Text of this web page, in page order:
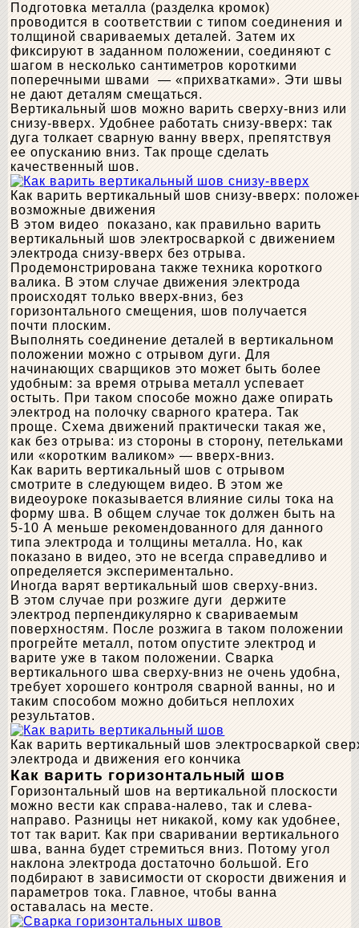
Подготовка металла (разделка кромок)
проводится в соответствии с типом соединения и
толщиной свариваемых деталей. Затем их
фиксируют в заданном положении, соединяют с
шагом в несколько сантиметров короткими
поперечными швами — «прихватками». Эти швы
не дают деталям смещаться.
Вертикальный шов можно варить сверху-вниз или
снизу-вверх. Удобнее работать снизу-вверх: так
дуга толкает сварную ванну вверх, препятствуя
ее опусканию вниз. Так проще сделать
качественный шов.
Как варить вертикальный шов снизу-вверх:
возможные движения
В этом видео показано, как правильно варить
вертикальный шов электросваркой с движением
электрода снизу-вверх без отрыва.
Продемонстрирована также техника короткого
валика. В этом случае движения электрода
происходят только вверх-вниз, без
горизонтального смещения, шов получается
почти плоским.
Выполнять соединение деталей в вертикальном
положении можно с отрывом дуги. Для
начинающих сварщиков это может быть более
удобным: за время отрыва металл успевает
остыть. При таком способе можно даже опирать
электрод на полочку сварного кратера. Так
проще. Схема движений практически такая же,
как без отрыва: из стороны в сторону, петельками
или «коротким валиком» — вверх-вниз.
Как варить вертикальный шов с отрывом
смотрите в следующем видео. В этом же
видеоуроке показывается влияние силы тока на
форму шва. В общем случае ток должен быть на
5-10 А меньше рекомендованного для данного
типа электрода и толщины металла. Но, как
показано в видео, это не всегда справедливо и
определяется экспериментально.
Иногда варят вертикальный шов сверху-вниз.
В этом случае при розжиге дуги держите
электрод перпендикулярно к свариваемым
поверхностям. После розжига в таком положении
прогрейте металл, потом опустите электрод и
варите уже в таком положении. Сварка
вертикального шва сверху-вниз не очень удобна,
требует хорошего контроля сварной ванны, но и
таким способом можно добиться неплохих
результатов.
Как варить вертикальный шов электросваркой
электрода и движения его кончика
Как варить горизонтальный шов
Горизонтальный шов на вертикальной плоскости
можно вести как справа-налево, так и слева-
направо. Разницы нет никакой, кому как удобнее,
тот так варит. Как при сваривании вертикального
шва, ванна будет стремиться вниз. Потому угол
наклона электрода достаточно большой. Его
подбирают в зависимости от скорости движения и
параметров тока. Главное, чтобы ванна
оставалась на месте.